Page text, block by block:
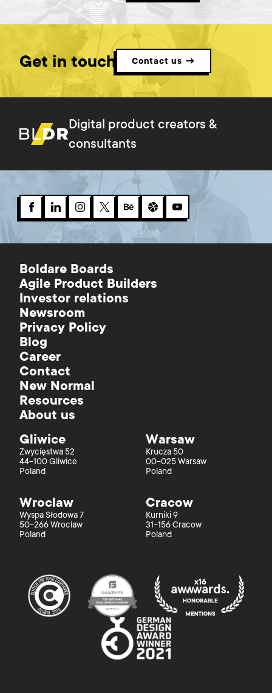
Get in touch Contact us →
Digital product creators &
consultants
Boldare Boards
Agile Product Builders
Investor relations
Newsroom
Privacy Policy
Blog
Career
Contact
New Normal
Resources
About us
Gliwice
Zwycięstwa 52
44-100 Gliwice
Poland
Warsaw
Krucza 50
00-025 Warsaw
Poland
Wroclaw
Wyspa Słodowa 7
50-266 Wroclaw
Poland
Cracow
Kurniki 9
31-156 Cracow
Poland